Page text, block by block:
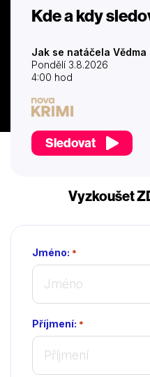
Kde a kdy
Jak se natáčela Vědma
Pondělí 3.8.2026
4:00 hod
Sledovat
Vyzkoušet
Jméno: *
Příjmení: *